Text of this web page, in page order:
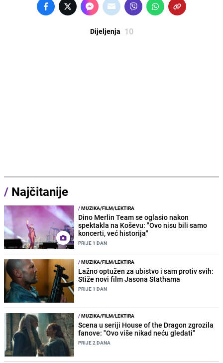
Dijeljenja 10
/ Najčitanije
/MUZIKA/FILM/LEKTIRA
Dino Merlin Team se oglasio nakon
spektakla na Koševu: "Ovo nisu bili samo
koncerti, već historija"
PRIJE 1 DAN
/MUZIKA/FILM/LEKTIRA
Lažno optužen za ubistvo i sam protiv svih:
Stiže novi film Jasona Stathama
PRIJE 1 DAN
/MUZIKA/FILM/LEKTIRA
Scena u seriji House of the Dragon zgrozila
fanove: "Ovo više nikad neću gledati"
PRIJE 2 DANA